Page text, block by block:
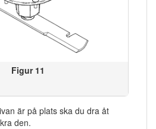
Figur 11
är på plats ska du dra åt
den.